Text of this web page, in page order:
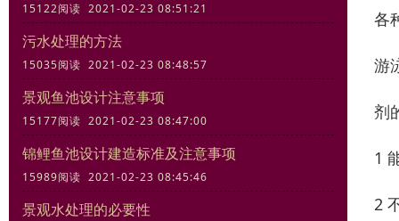
15122阅读 2021-02-23 08:51:21
污水处理的方法
15035阅读 2021-02-23 08:48:57
景观鱼池设计注意事项
15177阅读 2021-02-23 08:47:00
锦鲤鱼池设计建造标准及注意事项
15989阅读 2021-02-23 08:45:46
景观水处理的必要性
各
游
剂
1
2